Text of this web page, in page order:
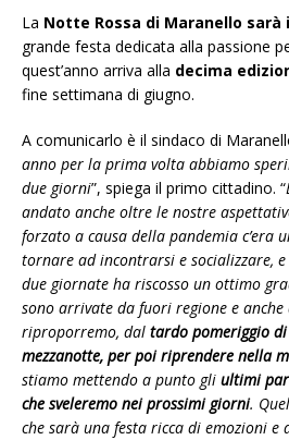
La Notte Rossa di Maranello sarà
grande festa dedicata alla passione
quest’anno arriva alla decima
fine settimana di giugno.
A comunicarlo è il sindaco di
anno per la prima volta abbiamo
due giorni”, spiega il primo cittadino. “
andato anche oltre le nostre
forzato a causa della pandemia c’era
tornare ad incontrarsi e socializzare,
due giornate ha riscosso un ottimo
sono arrivate da fuori regione e anche
riproporremo, dal tardo pomeriggio
mezzanotte, per poi riprendere nella
stiamo mettendo a punto gli ultimi
che sveleremo nei prossimi giorni.
che sarà una festa ricca di emozioni e